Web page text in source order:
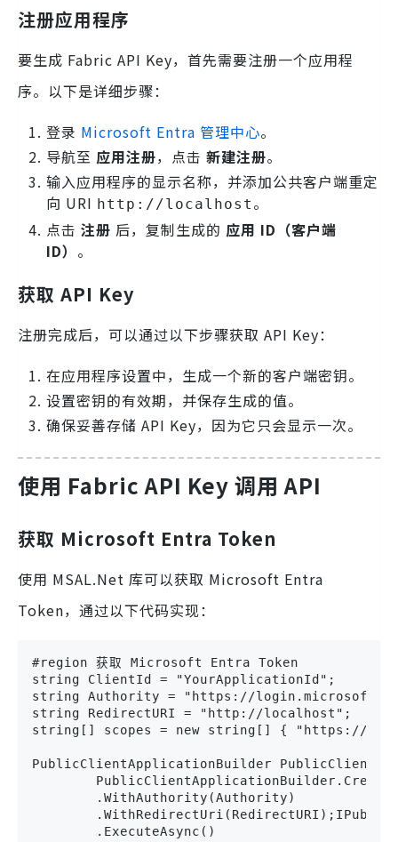
注册应用程序
要生成 Fabric API Key，首先需要注册一个应用程
序。以下是详细步骤：
登录 Microsoft Entra 管理中心。
导航至 应用注册，点击 新建注册。
输入应用程序的显示名称，并添加公共客户端重定
向 URI http://localhost 。
点击 注册 后，复制生成的 应用 ID（客户端
ID） 。
获取 API Key
注册完成后，可以通过以下步骤获取 API Key：
在应用程序设置中，生成一个新的客户端密钥。
设置密钥的有效期，并保存生成的值。
确保妥善存储 API Key，因为它只会显示一次。
使用 Fabric API Key 调用 API
获取 Microsoft Entra Token
使用 MSAL.Net 库可以获取 Microsoft Entra
Token，通过以下代码实现：
#region 获取 Microsoft Entra Token
string ClientId = "YourApplicationId";
string Authority = "https://
string RedirectURI = "http://localhost";
string[] scopes = new string[] { "https://
PublicClientApplicationBuilder
        .WithAuthority(Authority)
        .ExecuteAsync()